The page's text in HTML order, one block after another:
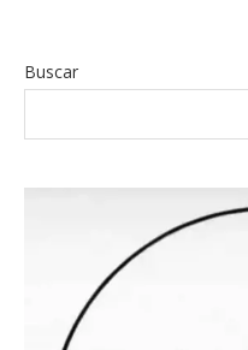
Buscar